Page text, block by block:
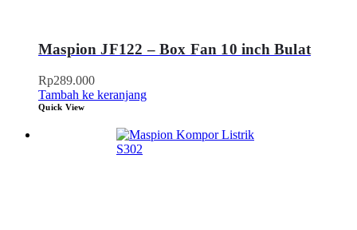
Maspion JF122 – Box Fan 10 inch Bulat
Rp289.000
Tambah ke keranjang
Quick View